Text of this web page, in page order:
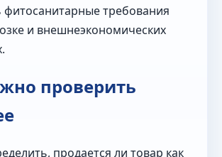
фитосанитарные требования
и внешнеэкономических
проверить
продается ли товар как